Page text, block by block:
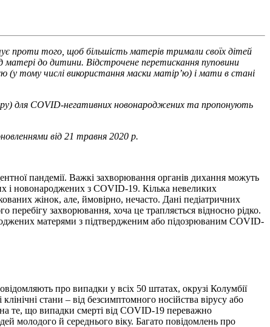
проти того, щоб більшість матерів тримали своїх дітей
матері до дитини. Відстрочене перетискання пуповини
(у тому числі використання маски матір’ю) і мати в стані
для COVID-негативних новонароджених та пропонують
від 21 травня 2020 р.
пандемії. Важкі захворювання органів дихання можуть
і новонароджених з COVID-19. Кілька невеликих
жінок, але, ймовірно, нечасто. Дані педіатричних
захворювання, хоча це трапляється відносно рідко.
матерями з підтвердженим або підозрюваним COVID-
про випадки у всіх 50 штатах, окрузі Колумбії
стани – від безсимптомного носійства вірусу або
те, що випадки смерті від COVID-19 переважно
молодого й середнього віку. Багато повідомлень про